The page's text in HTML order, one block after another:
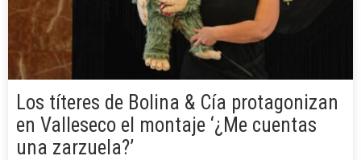
Los títeres de Bolina & Cía protagonizan
en Valleseco el montaje ‘¿Me cuentas
una zarzuela?’